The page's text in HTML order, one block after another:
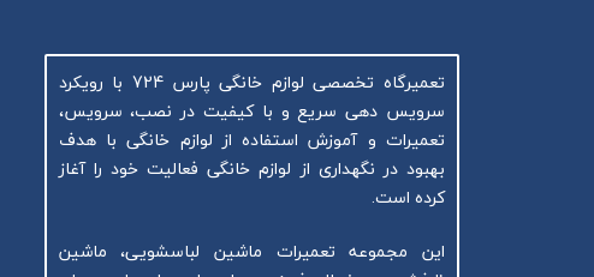
تعمیرگاه تخصصی لوازم خانگی پارس 724 با رویکرد
سرویس دهی سریع و با کیفیت در نصب، سرویس،
تعمیرات و آموزش استفاده از لوازم خانگی با هدف
بهبود در نگهداری از لوازم خانگی فعالیت خود را آغاز
کرده است.
این مجموعه تعمیرات ماشین لباسشویی، ماشین